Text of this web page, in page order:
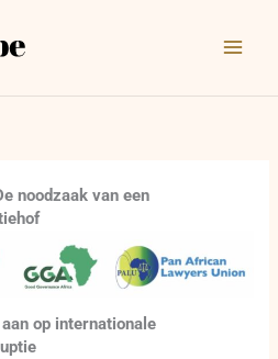
noodzaak van een
op internationale